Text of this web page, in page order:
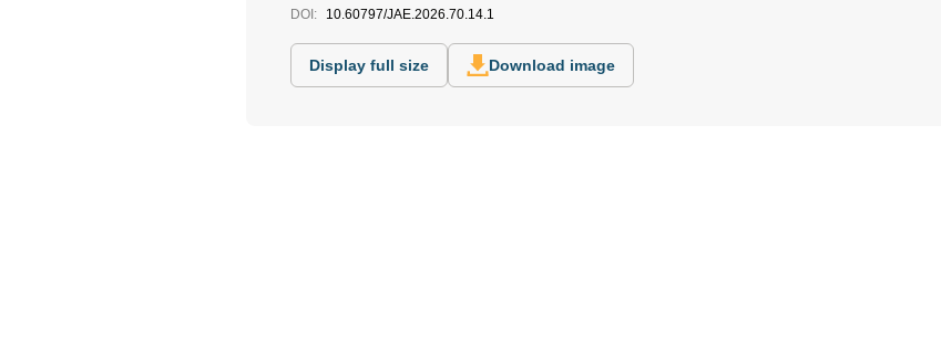
DOI: 10.60797/JAE.2026.70.14.1
Display full size Download image